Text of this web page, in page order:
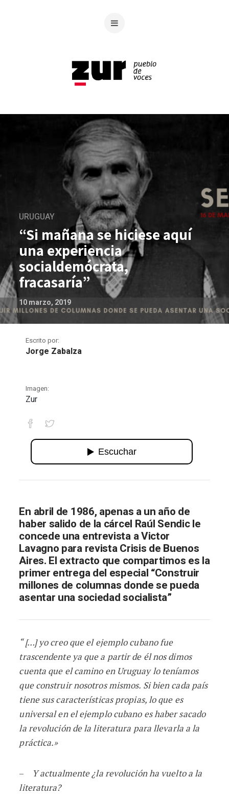
URUGUAY
“Si mañana se hiciese aquí
una experiencia
socialdemócrata,
fracasaría”
10 marzo, 2019
Escrito por:
Jorge Zabalza
Imagen:
Zur
“Si mañana se hiciese aquí una
En abril de 1986, apenas a un año de
haber salido de la cárcel Raúl Sendic le
concede una entrevista a Victor
Lavagno para revista Crisis de Buenos
Aires. El extracto que compartimos es la
primer entrega del especial “Construir
millones de columnas donde se pueda
asentar una sociedad socialista”
“ […] yo creo que el ejemplo cubano fue
trascendente ya que a partir de él nos dimos
cuenta que el camino en Uruguaylo teníamos
que construir nosotros mismos. Si bien cada país
tiene sus características propias, lo que es
universal en el ejemplo cubano es haber sacado
la revolución de la literatura para llevarla a la
práctica.»
–
Y actualmente ¿la revolución ha vuelto a la
literatura?